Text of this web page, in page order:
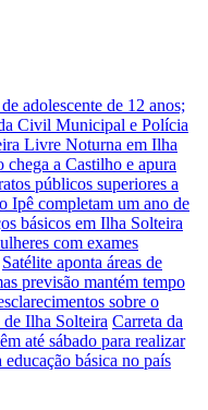
adolescente de 12 anos;
Civil Municipal e Polícia
Livre Noturna em Ilha
a Castilho e apura
públicos superiores a
Ipê completam um ano de
básicos em Ilha Solteira
com exames
Satélite aponta áreas de
previsão mantém tempo
sobre o
Ilha Solteira Carreta da
até sábado para realizar
básica no país